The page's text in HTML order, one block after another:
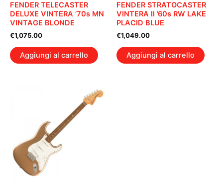
FENDER TELECASTER
DELUXE VINTERA ’70s MN
VINTAGE BLONDE
€1,075.00
Aggiungi al carrello
FENDER STRATOCASTER
VINTERA II ’60s RW LAKE
PLACID BLUE
€1,049.00
Aggiungi al carrello